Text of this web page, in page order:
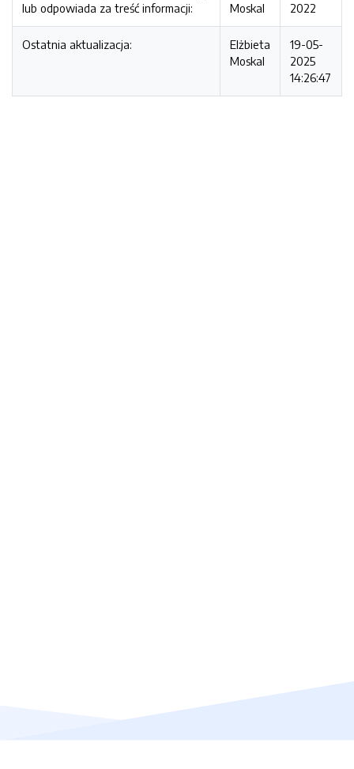
lub odpowiada za treść informacji:
Moskal
2022
Ostatnia aktualizacja:
Elżbieta
Moskal
19-05-
2025
14:26:47